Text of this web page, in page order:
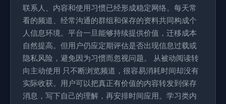
联系人、内容和使用习惯已经形成稳定网络。每天常
看的频道、经常沟通的群组和保存的资料共同构成个
人信息环境。平台一旦能够持续提供价值，迁移成本
自然提高。但用户仍应定期评估是否出现信息过载或
隐私风险，避免因为习惯而忽视问题。 从被动阅读转
向主动使用 只不断浏览频道，很容易消耗时间却没有
实际收获。用户可以把真正有价值的内容转发到保存
消息，写下自己的理解，再安排时间应用。学习类内